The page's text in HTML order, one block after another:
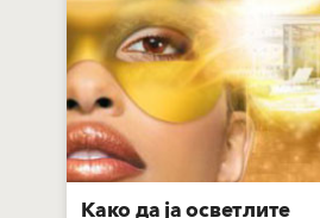
Како да ја осветлите